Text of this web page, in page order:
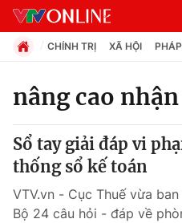
Chuyên mục
Chính trị
Xã hội
CHÍNH TRỊ XÃ HỘI
nâng cao
Sổ tay giải đáp vi
thống sổ kế toán
VTV.vn - Cục Thuế vừa
Bộ 24 câu hỏi - đáp về